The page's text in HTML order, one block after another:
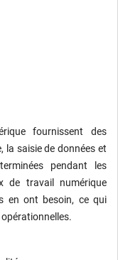
fournissent des
la saisie de données et
pendant les
de travail numérique
en ont besoin, ce qui